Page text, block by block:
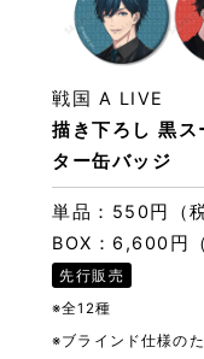
描き下ろし 黒
ター缶バッジ
戦国 A LIVE
単品：550円（
BOX：6,600円
先行販売
※全12種
※ブラインド仕様の